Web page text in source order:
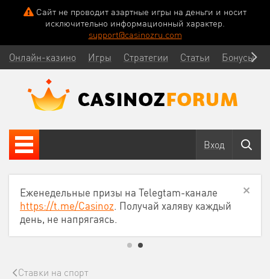
Сайт не проводит азартные игры на деньги и носит
исключительно информационный характер.
support@casinozru.com
Онлайн-казино Игры Стратегии Статьи Бонусы
Вход
Еженедельные призы на Telegtam-канале
https://t.me/Casinoz. Получай халяву каждый
день, не напрягаясь.
Ставки на спорт